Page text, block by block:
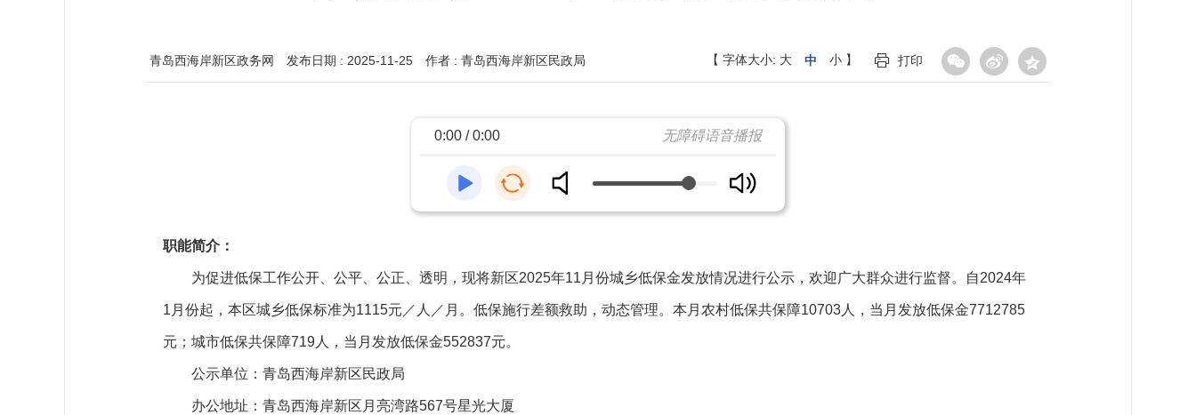
青岛西海岸新区政务网 发布日期 : 2025-11-25 作者 : 青岛西海岸新区民政局 【 字体大小: 大 中 小 】 打印
无障碍语音播报
0:00 / 0:00
职能简介：
为促进低保工作公开、公平、公正、透明，现将新区2025年11月份城乡低保金发放情况进行公示，欢迎广大群众进行监督。自2024年
1月份起，本区城乡低保标准为1115元／人／月。低保施行差额救助，动态管理。本月农村低保共保障10703人，当月发放低保金7712785
元；城市低保共保障719人，当月发放低保金552837元。
公示单位：青岛西海岸新区民政局
办公地址：青岛西海岸新区月亮湾路567号星光大厦